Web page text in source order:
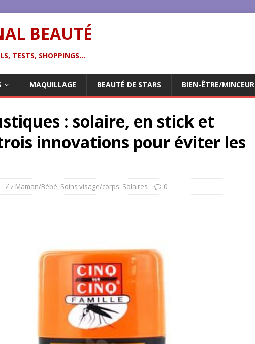
BEAUTÉ
TESTS, SHOPPINGS...
MAQUILLAGE BEAUTÉ DE STARS BIEN-ÊTRE/MINCEUR
: solaire, en stick et
innovations pour éviter les
Maman/Bébé, Soins visage/corps, Solaires 0